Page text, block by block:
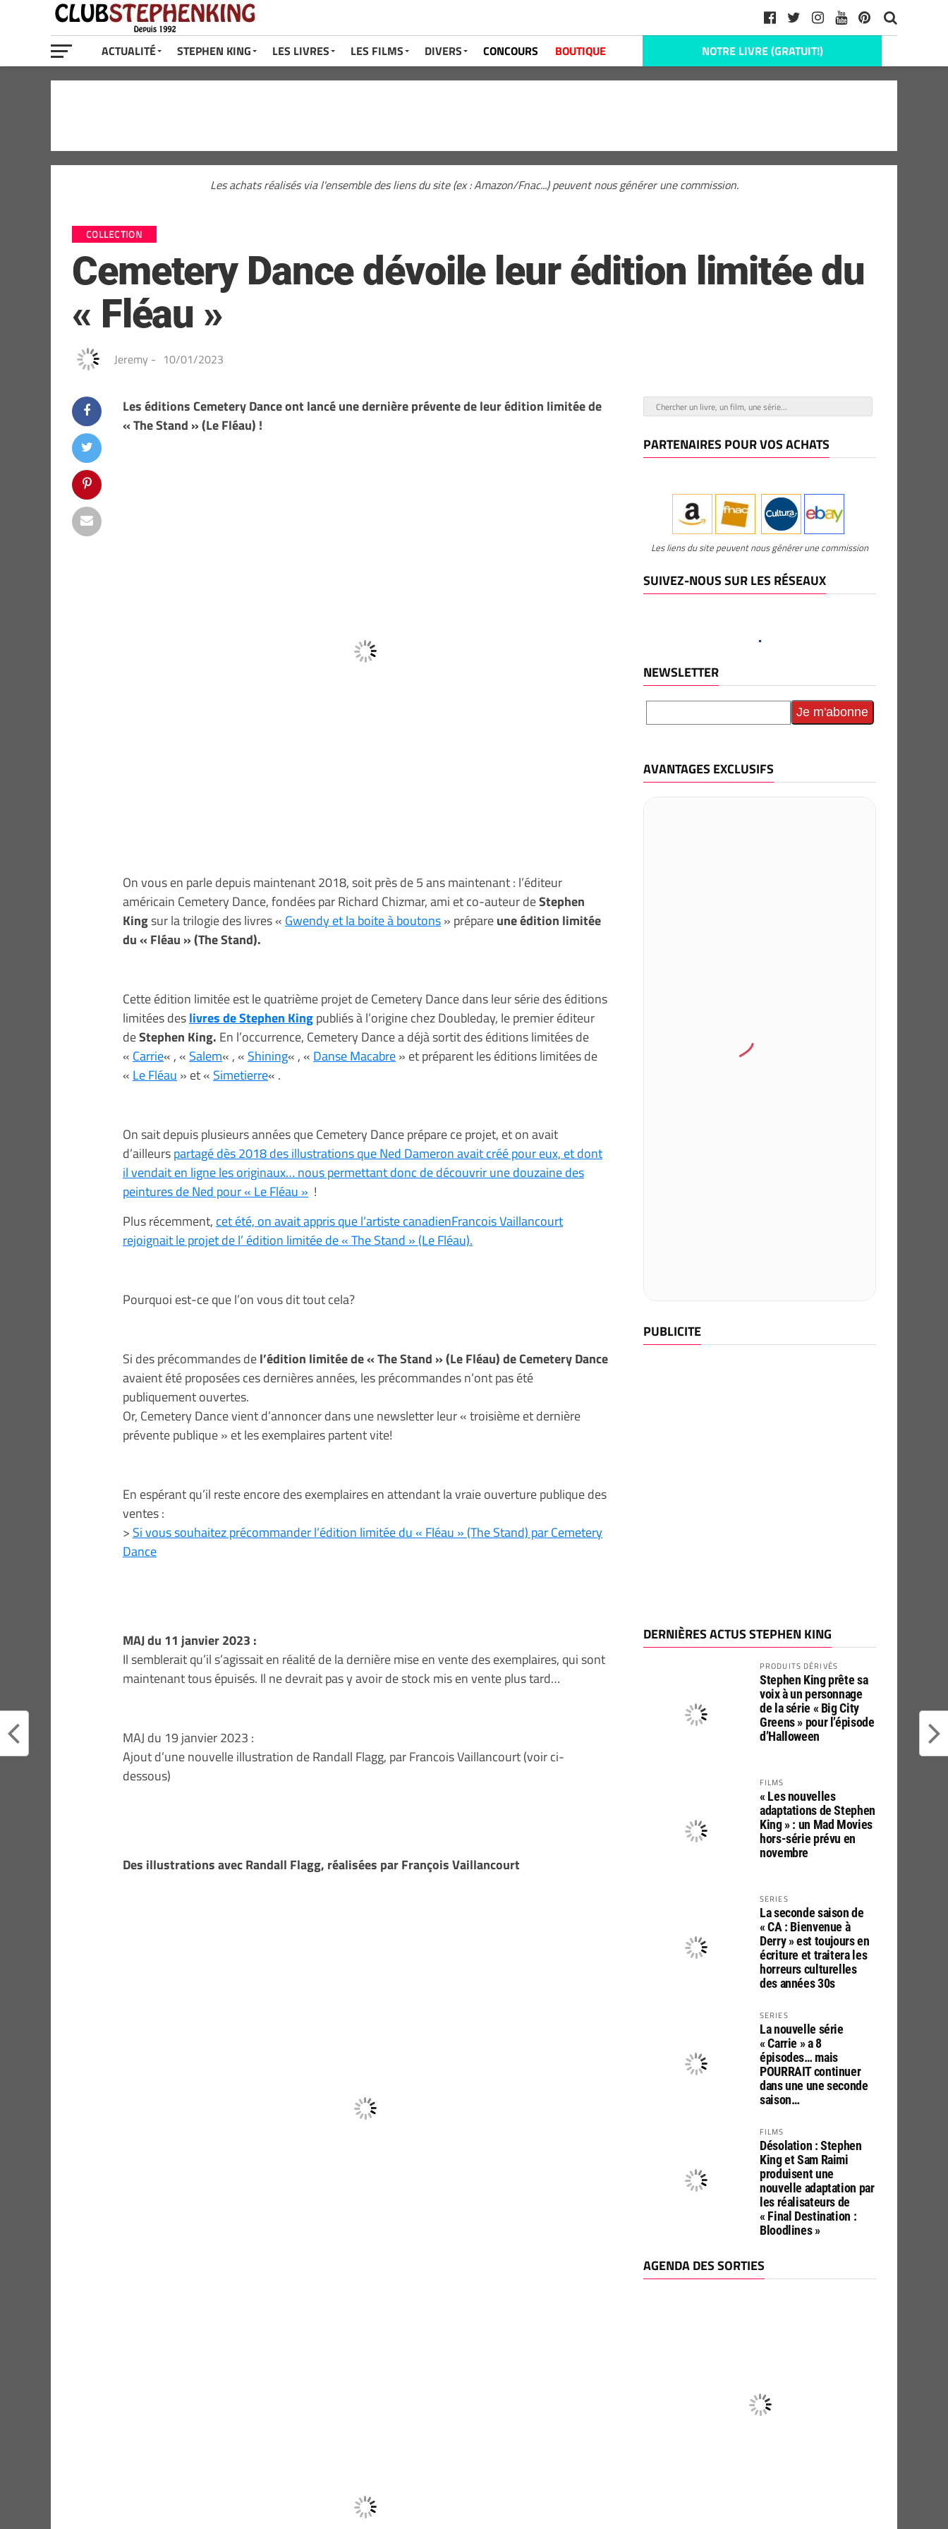
ACTUALITÉ STEPHEN KING LES LIVRES LES FILMS DIVERS CONCOURS BOUTIQUE NOTRE LIVRE (GRATUIT!)
Les achats réalisés via l'ensemble des liens du site (ex : Amazon/Fnac...) peuvent nous générer une commission.
COLLECTION
Cemetery Dance dévoile leur édition limitée du
« Fléau »
Jeremy - 10/01/2023
Les éditions Cemetery Dance ont lancé une dernière prévente de leur édition limitée de
« The Stand » (Le Fléau) !
On vous en parle depuis maintenant 2018, soit près de 5 ans maintenant : l’éditeur
américain Cemetery Dance, fondées par Richard Chizmar, ami et co-auteur deStephen
Kingsur la trilogie des livres « Gwendy et la boite à boutons» prépareune édition limitée
du « Fléau » (The Stand).
Cette édition limitée est le quatrième projet de Cemetery Dance dans leur série des éditions
limitées deslivres de Stephen Kingpubliés à l’origine chez Doubleday, le premier éditeur
deStephen King. En l’occurrence, Cemetery Dance a déjà sortit des éditions limitées de
« Carrie« , « Salem« , « Shining« , « Danse Macabre» et préparent les éditions limitées de
« Le Fléau » et « Simetierre« .
On sait depuis plusieurs années que Cemetery Dance prépare ce projet, et on avait
d’ailleurspartagé dès 2018 des illustrations que Ned Dameron avait créé pour eux, et dont
il vendait en ligne les originaux… nous permettant donc de découvrir une douzaine des
peintures de Ned pour « Le Fléau » !
Plus récemment, cet été, on avait appris que l’artiste canadienFrancois Vaillancourt
rejoignait le projet de l’ édition limitée de « The Stand » (Le Fléau).
Pourquoi est-ce que l’on vous dit tout cela?
Si des précommandes del’édition limitée de « The Stand » (Le Fléau) de Cemetery Dance
avaient été proposées ces dernières années, les précommandes n’ont pas été
publiquement ouvertes.
Or, Cemetery Dance vient d’annoncer dans une newsletter leur « troisième et dernière
prévente publique » et les exemplaires partent vite!
En espérant qu’il reste encore des exemplaires en attendant la vraie ouverture publique des
ventes :
> Si vous souhaitez précommander l’édition limitée du « Fléau » (The Stand) par Cemetery
Dance
MAJ du 11 janvier 2023 :
Il semblerait qu’il s’agissait en réalité de la dernière mise en vente des exemplaires, qui sont
maintenant tous épuisés. Il ne devrait pas y avoir de stock mis en vente plus tard…
MAJ du 19 janvier 2023 :
Ajout d’une nouvelle illustration de Randall Flagg, par Francois Vaillancourt (voir ci-
dessous)
Des illustrations avec Randall Flagg, réalisées par François Vaillancourt
PARTENAIRES POUR VOS ACHATS
Les liens du site peuvent nous générer une commission
SUIVEZ-NOUS SUR LES RÉSEAUX
NEWSLETTER
AVANTAGES EXCLUSIFS
PUBLICITE
DERNIÈRES ACTUS STEPHEN KING
PRODUITS DÉRIVÉS
Stephen King prête sa
voix à un personnage
de la série « Big City
Greens » pour l’épisode
d’Halloween
FILMS
« Les nouvelles
adaptations de Stephen
King » : un Mad Movies
hors-série prévu en
novembre
SERIES
La seconde saison de
« CA : Bienvenue à
Derry » est toujours en
écriture et traitera les
horreurs culturelles
des années 30s
SERIES
La nouvelle série
« Carrie » a 8
épisodes… mais
POURRAIT continuer
dans une une seconde
saison…
FILMS
Désolation : Stephen
King et Sam Raimi
produisent une
nouvelle adaptation par
les réalisateurs de
« Final Destination :
Bloodlines »
AGENDA DES SORTIES